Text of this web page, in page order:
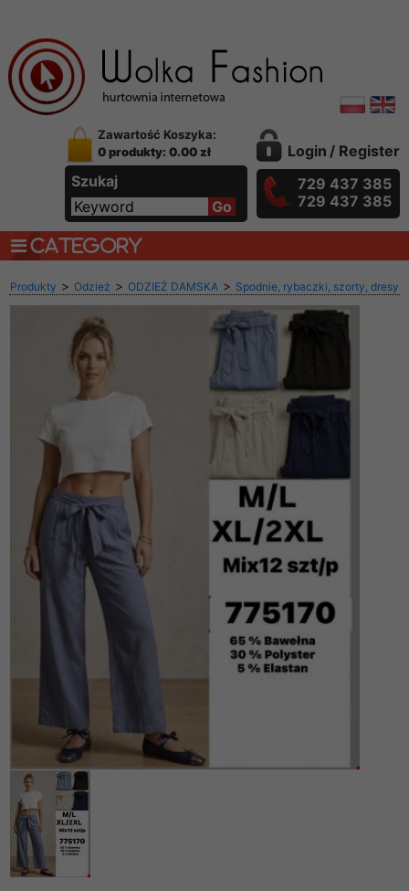
Zawartość Koszyka:
0 produkty: 0.00 zł
Szukaj
Login / Register
729 437 385
729 437 385
CATEGORY
Produkty > Odzież > ODZIEŻ DAMSKA > Spodnie, rybaczki, szorty, dresy